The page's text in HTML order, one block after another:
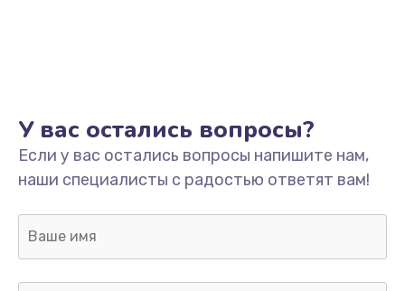
У вас остались вопросы?
Если у вас остались вопросы напишите нам,
наши специалисты с радостью ответят вам!